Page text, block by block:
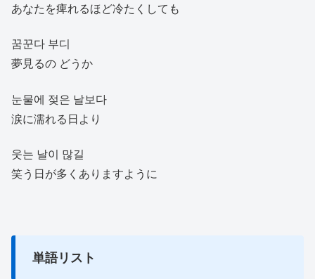
あなたを痺れるほど冷たくしても
꿈꾼다 부디
夢見るの どうか
눈물에 젖은 날보다
涙に濡れる日より
웃는 날이 많길
笑う日が多くありますように
単語リスト